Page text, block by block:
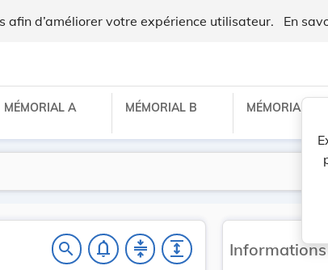
d’améliorer votre expérience utilisateur. En
MÉMORIAL A MÉMORIAL B MÉMORIAL C
search notifications_none compress expand Informations